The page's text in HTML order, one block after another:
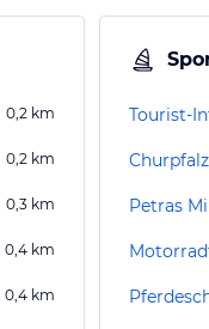
0,2 km
0,2 km
0,3 km
0,4 km
0,4 km
Petras